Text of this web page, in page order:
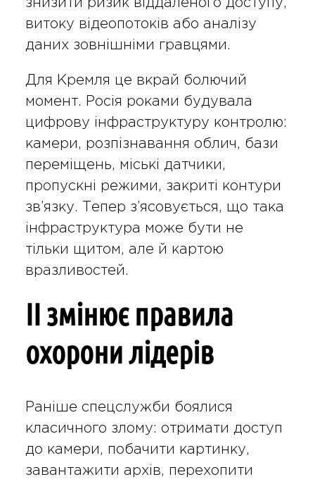
знизити ризик віддаленого доступу,
витоку відеопотоків або аналізу
даних зовнішніми гравцями.
Для Кремля це вкрай болючий
момент. Росія роками будувала
цифрову інфраструктуру контролю:
камери, розпізнавання облич, бази
переміщень, міські датчики,
пропускні режими, закриті контури
зв’язку. Тепер з’ясовується, що така
інфраструктура може бути не
тільки щитом, але й картою
вразливостей.
ІІ змінює правила
охорони лідерів
Раніше спецслужби боялися
класичного злому: отримати доступ
до камери, побачити картинку,
завантажити архів, перехопити